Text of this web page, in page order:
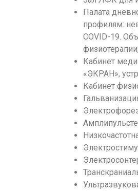
Палата
профилям:
COVID-19.
Кабинет
«ЭКРАН»,
Кабинет